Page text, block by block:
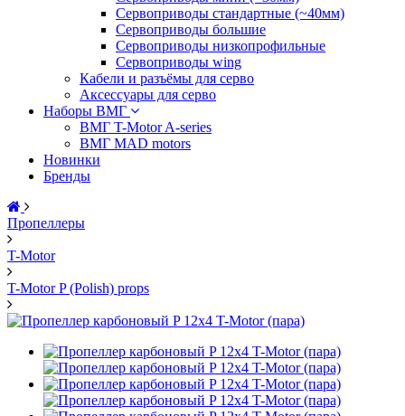
Сервоприводы стандартные (~40мм)
Сервоприводы большие
Сервоприводы низкопрофильные
Сервоприводы wing
Кабели и разъёмы для серво
Аксессуары для серво
Наборы ВМГ
ВМГ T-Motor A-series
ВМГ MAD motors
Новинки
Бренды
Пропеллеры
T-Motor
T-Motor P (Polish) props